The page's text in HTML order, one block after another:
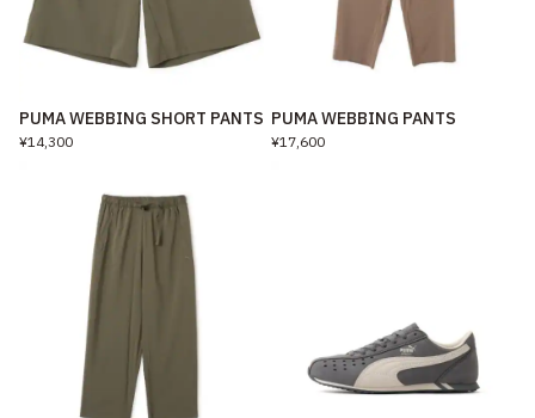
PUMA WEBBING SHORT PANTS
¥14,300
PUMA WEBBING PANTS
¥17,600